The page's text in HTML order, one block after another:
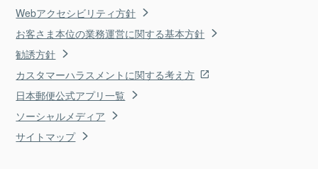
Webアクセシビリティ方針
お客さま本位の業務運営に関する基本方針
勧誘方針
カスタマーハラスメントに関する考え方
日本郵便公式アプリ一覧
ソーシャルメディア
サイトマップ